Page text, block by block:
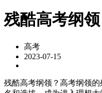
残酷高考纲
高考
2023-07-15
残酷高考纲领？高考纲领